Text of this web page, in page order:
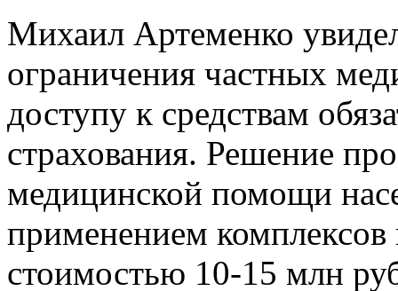
Михаил Артеменко
ограничения частных
доступу к средствам
страхования. Решение
медицинской помощи
применением
стоимостью 10-15 млн